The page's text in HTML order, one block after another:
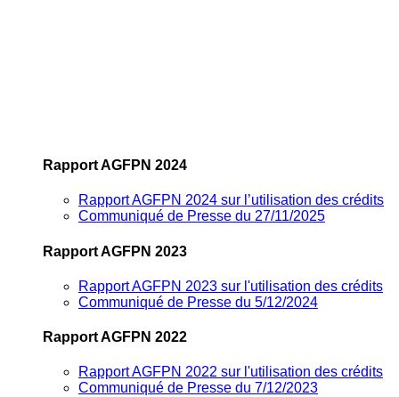
Rapport AGFPN 2024
Rapport AGFPN 2024 sur l’utilisation des crédits
Communiqué de Presse du 27/11/2025
Rapport AGFPN 2023
Rapport AGFPN 2023 sur l'utilisation des crédits
Communiqué de Presse du 5/12/2024
Rapport AGFPN 2022
Rapport AGFPN 2022 sur l'utilisation des crédits
Communiqué de Presse du 7/12/2023